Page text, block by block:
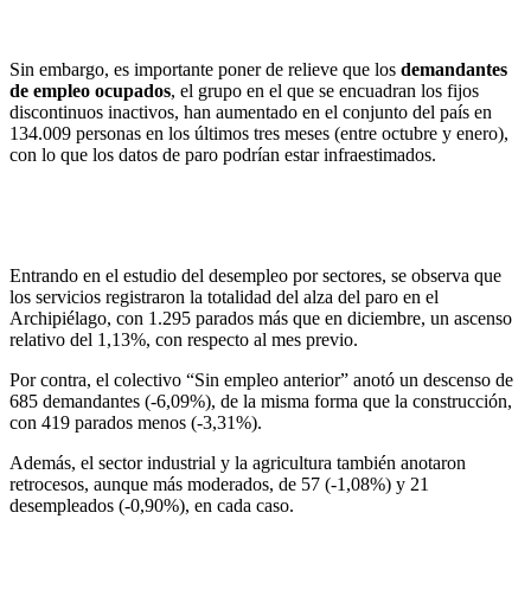
Sin embargo, es importante poner de relieve que los demandantes
de empleo ocupados, el grupo en el que se encuadran los fijos
discontinuos inactivos, han aumentado en el conjunto del país en
134.009 personas en los últimos tres meses (entre octubre y enero),
con lo que los datos de paro podrían estar infraestimados.
Entrando en el estudio del desempleo por sectores, se observa que
los servicios registraron la totalidad del alza del paro en el
Archipiélago, con 1.295 parados más que en diciembre, un ascenso
relativo del 1,13%, con respecto al mes previo.
Por contra, el colectivo “Sin empleo anterior” anotó un descenso de
685 demandantes (-6,09%), de la misma forma que la construcción,
con 419 parados menos (-3,31%).
Además, el sector industrial y la agricultura también anotaron
retrocesos, aunque más moderados, de 57 (-1,08%) y 21
desempleados (-0,90%), en cada caso.